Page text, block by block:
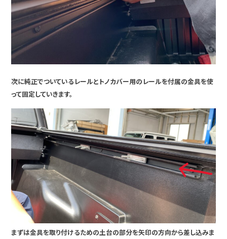
次に純正でついているレールとトノカバー用のレールを付属の金具を使
って固定していきます。
まずは金具を取り付けるための土台の部分を矢印の方向から差し込みま